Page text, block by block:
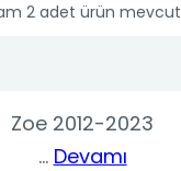
2 adet ürün mevcut
Zoe 2012-2023
... Devamı